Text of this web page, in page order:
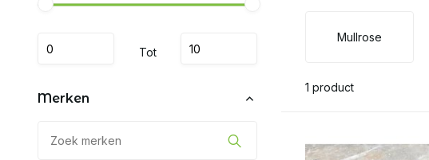
Tot
Merken
Mullrose
1 product